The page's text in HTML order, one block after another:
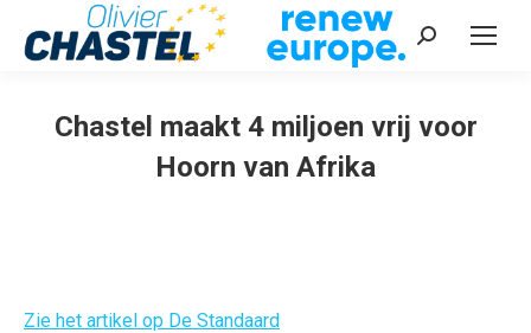
Recherche
Chastel maakt 4 miljoen vrij voor
Hoorn van Afrika
Zie het artikel op De Standaard